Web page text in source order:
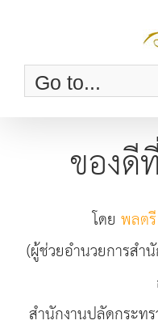
contentGo to...
ของดี
โดย พลต
(ผู้ช่วยอำนวยการสำ
สำนักงานปลัดกระท